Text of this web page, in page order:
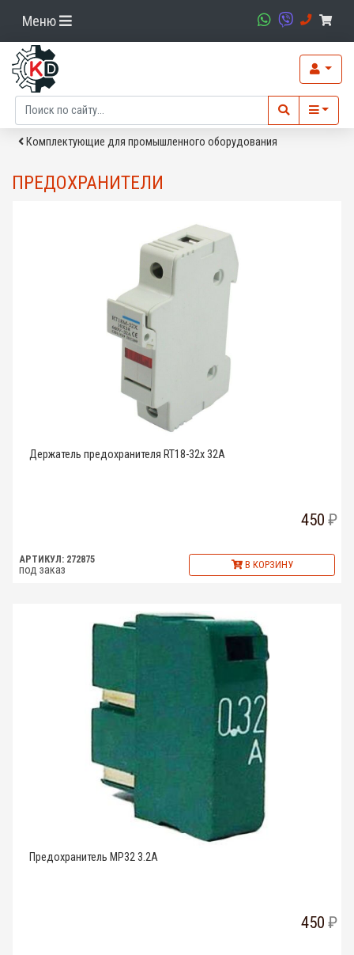
Меню
Комплектующие для промышленного оборудования
ПРЕДОХРАНИТЕЛИ
Держатель предохранителя RT18-32x 32A
450
АРТИКУЛ: 272875
под заказ В КОРЗИНУ
Предохранитель MP32 3.2A
450